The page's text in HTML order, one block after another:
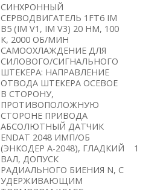
СИНХРОННЫЙ
СЕРВОДВИГАТЕЛЬ 1FT6 IM
B5 (IM V1, IM V3) 20 HM, 100
К, 2000 ОБ/МИН
САМООХЛАЖДЕНИЕ ДЛЯ
СИЛОВОГО/СИГНАЛЬНОГО
ШТЕКЕРА: НАПРАВЛЕНИЕ
ОТВОДА ШТЕКЕРА ОСЕВОЕ
В СТОРОНУ,
ПРОТИВОПОЛОЖНУЮ
СТОРОНЕ ПРИВОДА
АБСОЛЮТНЫЙ ДАТЧИК
ENDAT 2048 ИМП/ОБ
(ЭНКОДЕР A-2048), ГЛАДКИЙ
ВАЛ, ДОПУСК
РАДИАЛЬНОГО БИЕНИЯ N, С
УДЕРЖИВАЮЩИМ
1